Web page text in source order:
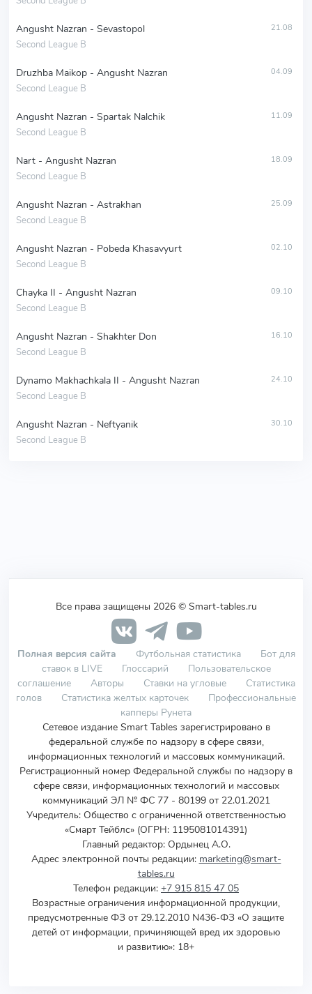
Angusht Nazran - Sevastopol
Second League B
21.08
Druzhba Maikop - Angusht Nazran
Second League B
04.09
Angusht Nazran - Spartak Nalchik
Second League B
11.09
Nart - Angusht Nazran
Second League B
18.09
Angusht Nazran - Astrakhan
Second League B
25.09
Angusht Nazran - Pobeda Khasavyurt
Second League B
02.10
Chayka II - Angusht Nazran
Second League B
09.10
Angusht Nazran - Shakhter Don
Second League B
16.10
Dynamo Makhachkala II - Angusht Nazran
Second League B
24.10
Angusht Nazran - Neftyanik
Second League B
30.10
Все права защищены 2026 © Smart-tables.ru
Полная версия сайта Футбольная статистика
Бот для
ставок в LIVE
Глоссарий
Пользовательское
соглашение
Авторы Ставки на угловые
Статистика
голов
Статистика желтых карточек
Профессиональные
капперы Рунета
Сетевое издание Smart Tables зарегистрировано в
федеральной службе по надзору в сфере связи,
информационных технологий и массовых коммуникаций.
Регистрационный номер Федеральной службы по надзору в
сфере связи, информационных технологий и массовых
коммуникаций ЭЛ № ФС 77 - 80199 от 22.01.2021
Учредитель: Общество с ограниченной ответственностью
«Смарт Тейблс» (ОГРН: 1195081014391)
Главный редактор: Ордынец А.О.
Адрес электронной почты редакции: marketing@smart-
tables.ru
Телефон редакции: +7 915 815 47 05
Возрастные ограничения информационной продукции,
предусмотренные ФЗ от 29.12.2010 N436-ФЗ «О защите
детей от информации, причиняющей вред их здоровью
и развитию»: 18+